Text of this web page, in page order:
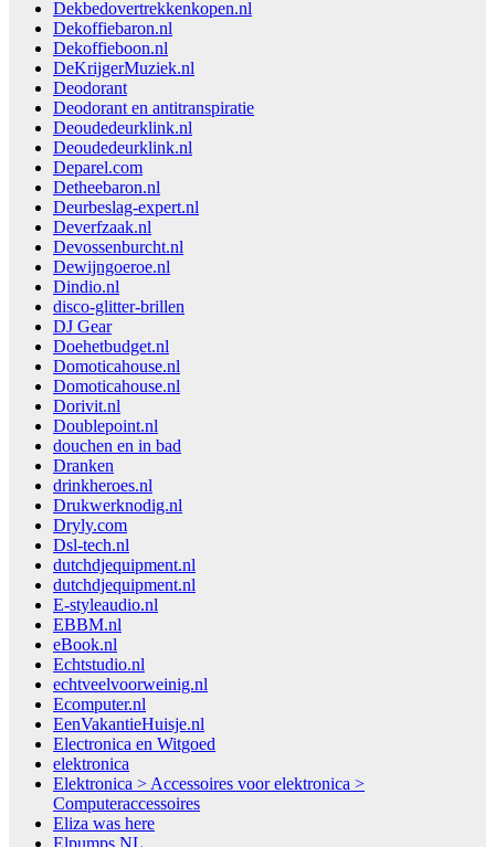
Dekbedovertrekkenkopen.nl
Dekoffiebaron.nl
Dekoffieboon.nl
DeKrijgerMuziek.nl
Deodorant
Deodorant en antitranspiratie
Deoudedeurklink.nl
Deoudedeurklink.nl
Deparel.com
Detheebaron.nl
Deurbeslag-expert.nl
Deverfzaak.nl
Devossenburcht.nl
Dewijngoeroe.nl
Dindio.nl
disco-glitter-brillen
DJ Gear
Doehetbudget.nl
Domoticahouse.nl
Domoticahouse.nl
Dorivit.nl
Doublepoint.nl
douchen en in bad
Dranken
drinkheroes.nl
Drukwerknodig.nl
Dryly.com
Dsl-tech.nl
dutchdjequipment.nl
dutchdjequipment.nl
E-styleaudio.nl
EBBM.nl
eBook.nl
Echtstudio.nl
echtveelvoorweinig.nl
Ecomputer.nl
EenVakantieHuisje.nl
Electronica en Witgoed
elektronica
Elektronica > Accessoires voor elektronica >
Computeraccessoires
Eliza was here
Elpumps NL